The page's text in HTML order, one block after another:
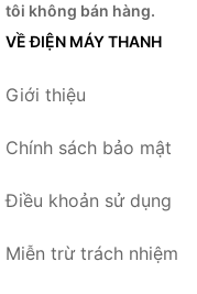
tôi không bán hàng.
VỀ ĐIỆN MÁY THANH
Giới thiệu
Chính sách bảo mật
Điều khoản sử dụng
Miễn trừ trách nhiệm